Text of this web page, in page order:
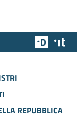
Team
REPUBBLICA